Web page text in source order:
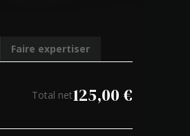
Faire expertiser
Total net125,00€